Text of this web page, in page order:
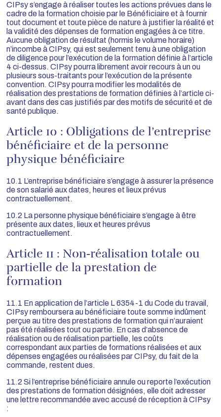
CIPsy s’engage à réaliser toutes les actions prévues dans le
cadre de la formation choisie par le Bénéficiaire et à fournir
tout document et toute pièce de nature à justifier la réalité et
la validité des dépenses de formation engagées à ce titre.
Aucune obligation de résultat (hormis le volume horaire)
n’incombe à CIPsy, qui est seulement tenu à une obligation
de diligence pour l’exécution de la formation définie à l’article
4 ci-dessus. CIPsy pourra librement avoir recours à un ou
plusieurs sous-traitants pour l’exécution de la présente
convention. CIPsy pourra modifier les modalités de
réalisation des prestations de formation définies à l’article ci-
avant dans des cas justifiés par des motifs de sécurité et de
santé publique.
Article 10 : Obligations de l’entreprise
bénéficiaire et de la personne
physique bénéficiaire
10.1 L’entreprise bénéficiaire s’engage à assurer la présence
de son salarié aux dates, heures et lieux prévus
contractuellement.
10.2 La personne physique bénéficiaire s’engage à être
présente aux dates, lieux et heures prévus
contractuellement.
Article 11 : Non‐réalisation totale ou
partielle de la prestation de
formation
11.1 En application de l’article L 6354-1 du Code du travail,
CIPsy remboursera au bénéficiaire toute somme indûment
perçue au titre des prestations de formation qui n’auraient
pas été réalisées tout ou partie. En cas d’absence de
réalisation ou de réalisation partielle, les coûts
correspondant aux parties de formations réalisées et aux
dépenses engagées ou réalisées par CIPsy, du fait de la
commande, restent dues.
11.2 Si l’entreprise bénéficiaire annule ou reporte l’exécution
des prestations de formation désignées, elle doit adresser
une lettre recommandée avec accusé de réception à CIPsy
: